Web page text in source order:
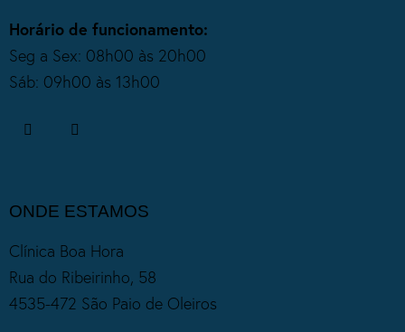
Horário de funcionamento:
Seg a Sex: 08h00 às 20h00
Sáb: 09h00 às 13h00
ONDE ESTAMOS
Clínica Boa Hora
Rua do Ribeirinho, 58
4535-472 São Paio de Oleiros